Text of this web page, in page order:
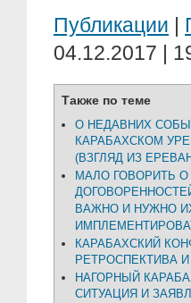
Публикации |
04.12.2017 |
Также по теме
О НЕДАВНИХ
КАРАБАХСКОМ
(ВЗГЛЯД ИЗ
МАЛО ГОВОРИТЬ
ВАЖНО И НУЖНО
КАРАБАХСКИЙ
РЕТРОСПЕКТИВА
НАГОРНЫЙ
СИТУАЦИЯ И